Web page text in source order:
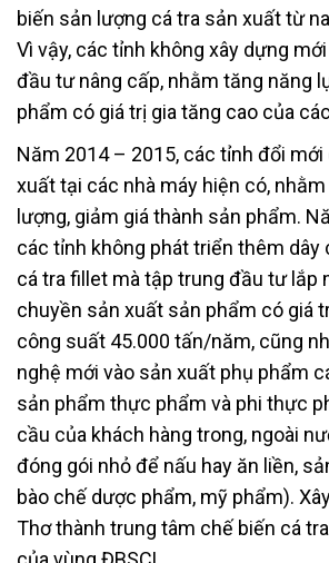
biến sản lượng cá tra sản xuất từ
Vì vậy, các tỉnh không xây dựng
đầu tư nâng cấp, nhằm tăng năng
phẩm có giá trị gia tăng cao của
Năm 2014 – 2015, các tỉnh đổi
xuất tại các nhà máy hiện có,
lượng, giảm giá thành sản phẩm.
các tỉnh không phát triển thêm dây
cá tra fillet mà tập trung đầu tư lắp
chuyền sản xuất sản phẩm có giá
công suất 45.000 tấn/năm, cũng
nghệ mới vào sản xuất phụ phẩm
sản phẩm thực phẩm và phi thực
cầu của khách hàng trong, ngoài
đóng gói nhỏ để nấu hay ăn liền,
bào chế dược phẩm, mỹ phẩm).
Thơ thành trung tâm chế biến cá